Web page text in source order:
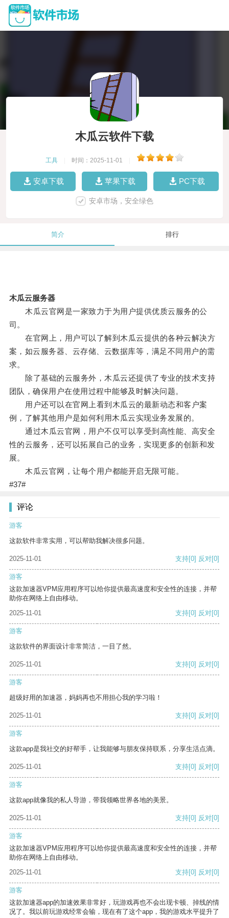
木瓜云软件下载
工具 时间：2025-11-01
安卓下载 苹果下载 PC下载
安卓市场，安全绿色
简介 排行
木瓜云服务器
木瓜云官网是一家致力于为用户提供优质云服务的公
司。
在官网上，用户可以了解到木瓜云提供的各种云解决方
案，如云服务器、云存储、云数据库等，满足不同用户的需
求。
除了基础的云服务外，木瓜云还提供了专业的技术支持
团队，确保用户在使用过程中能够及时解决问题。
用户还可以在官网上看到木瓜云的最新动态和客户案
例，了解其他用户是如何利用木瓜云实现业务发展的。
通过木瓜云官网，用户不仅可以享受到高性能、高安全
性的云服务，还可以拓展自己的业务，实现更多的创新和发
展。
木瓜云官网，让每个用户都能开启无限可能。
#37#
评论
游客
这款软件非常实用，可以帮助我解决很多问题。
2025-11-01 支持[0] 反对[0]
游客
这款加速器VPM应用程序可以给你提供最高速度和安全性的连接，并帮
助你在网络上自由移动。
2025-11-01
支持[0] 反对[0]
游客
这款软件的界面设计非常简洁，一目了然。
2025-11-01 支持[0] 反对[0]
游客
超级好用的加速器，妈妈再也不用担心我的学习啦！
2025-11-01 支持[0] 反对[0]
游客
这款app是我社交的好帮手，让我能够与朋友保持联系，分享生活点滴。
2025-11-01 支持[0] 反对[0]
游客
这款app就像我的私人导游，带我领略世界各地的美景。
2025-11-01 支持[0] 反对[0]
游客
这款加速器VPM应用程序可以给你提供最高速度和安全性的连接，并帮
助你在网络上自由移动。
2025-11-01
支持[0] 反对[0]
游客
这款加速器app的加速效果非常好，玩游戏再也不会出现卡顿、掉线的情
况了。我以前玩游戏经常会输，现在有了这个app，我的游戏水平提升了